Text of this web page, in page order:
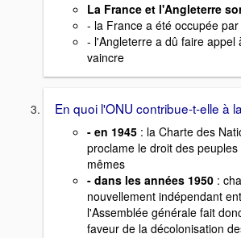
La France et l'Angleterre
- la France a été occupée
- l'Angleterre a dû faire appel
vaincre
En quoi l'ONU contribue-t-elle à
- en 1945 : la Charte des
proclame le droit des
mêmes
- dans les années 1950 :
nouvellement indépendant
l'Assemblée générale fait
faveur de la décolonisation